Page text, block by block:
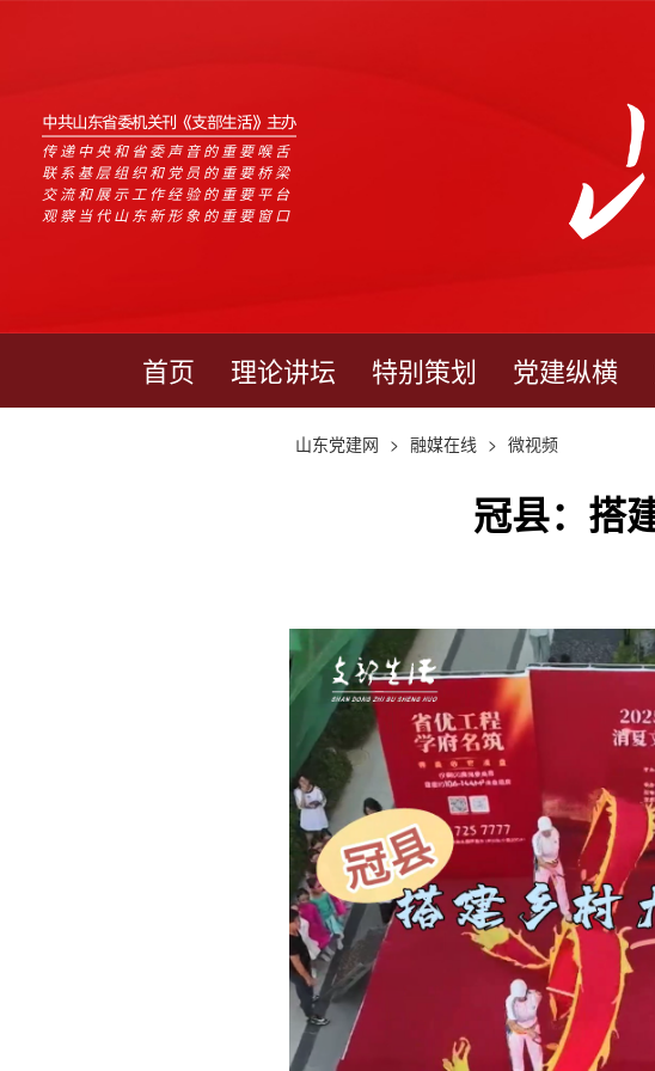
中共山东省委机关刊《支部生活》主办
传递中央和省委声音的重要喉舌
联系基层组织和党员的重要桥梁
交流和展示工作经验的重要平台
观察当代山东新形象的重要窗口
首页 理论讲坛 特别策划 党建纵横
山东党建网 > 融媒在线 > 微视频
冠县：搭